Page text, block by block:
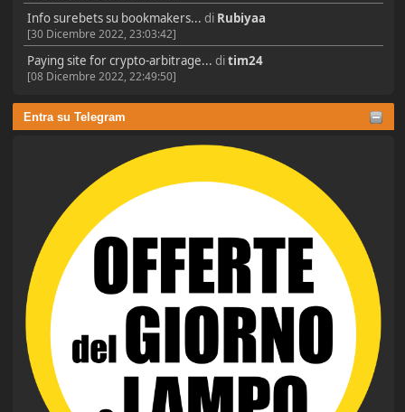
Info surebets su bookmakers... di Rubiyaa
[30 Dicembre 2022, 23:03:42]
Paying site for crypto-arbitrage... ditim24
[08 Dicembre 2022, 22:49:50]
Entra su Telegram